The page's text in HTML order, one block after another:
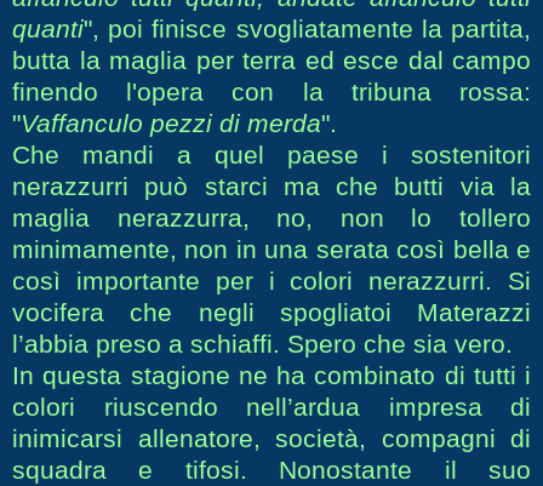
quanti", poi finisce svogliatamente la partita,
butta la maglia per terra ed esce dal campo
finendo l'opera con la tribuna rossa:
"Vaffanculo pezzi di merda".
Che mandi a quel paese i sostenitori
nerazzurri può starci ma che butti via la
maglia nerazzurra, no, non lo tollero
minimamente, non in una serata così bella e
così importante per i colori nerazzurri. Si
vocifera che negli spogliatoi Materazzi
l’abbia preso a schiaffi. Spero che sia vero.
In questa stagione ne ha combinato di tutti i
colori riuscendo nell’ardua impresa di
inimicarsi allenatore, società, compagni di
squadra e tifosi. Nonostante il suo